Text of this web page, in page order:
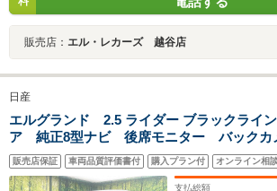
販売店： エル・レカーズ 越谷店
日産
エルグランド 2.5 ライダー ブラックライ
ア 純正8型ナビ 後席モニター バック
車 レザーシート ドラレコ スマートキ
ド ビルトインETC クルコン 純正18イ
オートライト デュアルエアコン
販売店保証 車両品質評価書付 購入プラン付 オンライン相
支払総額